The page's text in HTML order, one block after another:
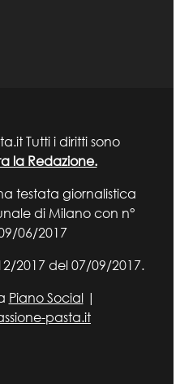
Tutti i diritti sono
la Redazione.
testata giornalistica
di Milano con n°
06/2017
2017 del 07/09/2017.
Piano Social|
pasta.it